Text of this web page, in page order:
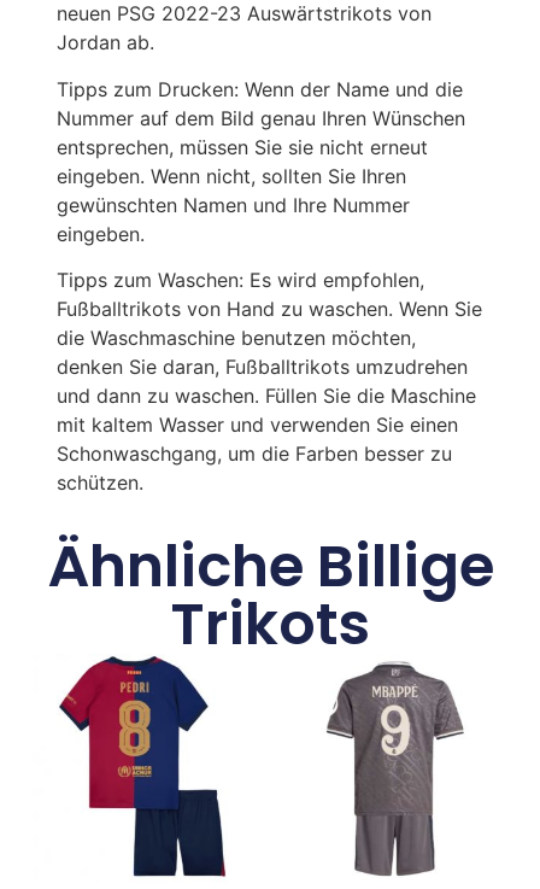
neuen PSG 2022-23 Auswärtstrikots von
Jordan ab.
Tipps zum Drucken: Wenn der Name und die
Nummer auf dem Bild genau Ihren Wünschen
entsprechen, müssen Sie sie nicht erneut
eingeben. Wenn nicht, sollten Sie Ihren
gewünschten Namen und Ihre Nummer
eingeben.
Tipps zum Waschen: Es wird empfohlen,
Fußballtrikots von Hand zu waschen. Wenn Sie
die Waschmaschine benutzen möchten,
denken Sie daran, Fußballtrikots umzudrehen
und dann zu waschen. Füllen Sie die Maschine
mit kaltem Wasser und verwenden Sie einen
Schonwaschgang, um die Farben besser zu
schützen.
Ähnliche Billige
Trikots